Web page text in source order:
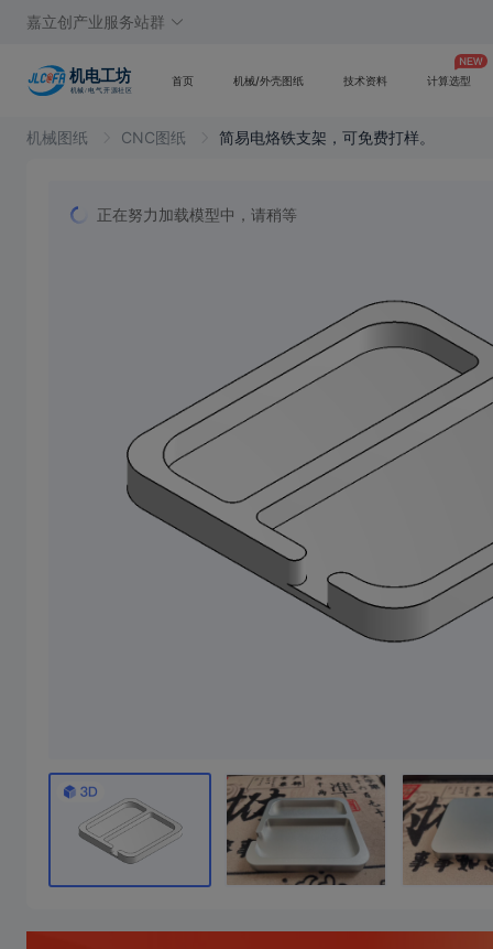
嘉立创产业服务站群
首页 机械/外壳图纸 技术资料 计算选型
机械图纸 CNC图纸 简易电烙铁支架，可免费打样。
正在努力加载模型中，请稍等